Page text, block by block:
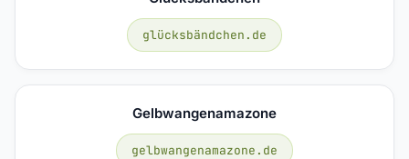
glücksbändchen.de
Gelbwangenamazone
gelbwangenamazone.de